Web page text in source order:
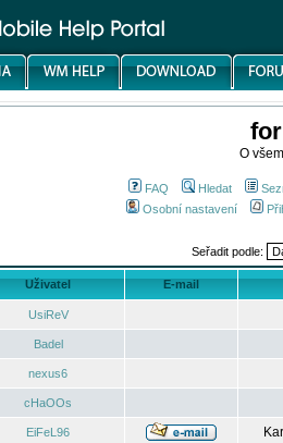
O
FAQ Hledat
Osobní nastavení
Seřadit podle:
Uživatel E-mail
UsiReV
Badel
nexus6
cHaOOs
EiFeL96